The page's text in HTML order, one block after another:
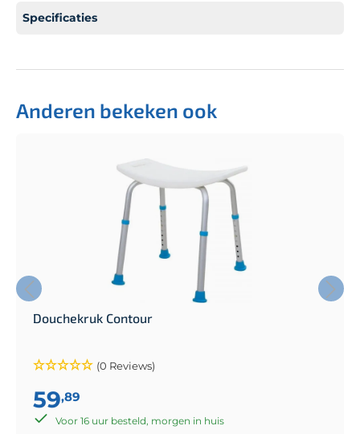
Specificaties
Anderen bekeken ook
Douchekruk Contour
(0 Reviews)
59,89
Voor 16 uur besteld, morgen in huis